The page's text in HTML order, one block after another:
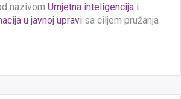
nazivom Umjetna inteligencija i
u javnoj upravi sa ciljem pružanja